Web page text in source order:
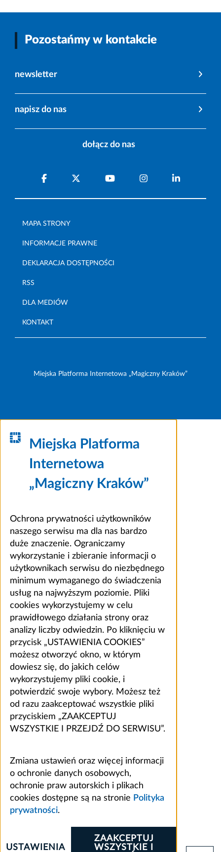
Pozostańmy w kontakcie
newsletter
napisz do nas
dołącz do nas
MAPA STRONY
INFORMACJE PRAWNE
DEKLARACJA DOSTĘPNOŚCI
RSS
DLA MEDIÓW
KONTAKT
Miejska Platforma Internetowa „Magiczny Kraków”
Miejska Platforma
Internetowa
„Magiczny Kraków”
Ochrona prywatności użytkowników
naszego serwisu ma dla nas bardzo
duże znaczenie. Ograniczamy
wykorzystanie i zbieranie informacji o
użytkownikach serwisu do niezbędnego
minimum wymaganego do świadczenia
usług na najwyższym poziomie. Pliki
cookies wykorzystujemy w celu
prawidłowego działania strony oraz
analizy liczby odwiedzin. Po kliknięciu w
przycisk „USTAWIENIA COOKIES”
możesz otworzyć okno, w którym
dowiesz się, do jakich celów
wykorzystujemy pliki cookie, i
potwierdzić swoje wybory. Możesz też
od razu zaakceptować wszystkie pliki
przyciskiem „ZAAKCEPTUJ
WSZYSTKIE I PRZEJDŹ DO SERWISU”.
Zmiana ustawień oraz więcej informacji
o ochronie danych osobowych,
ochronie praw autorskich i plikach
cookies dostępne są na stronie Polityka
prywatności.
ZAAKCEPTUJ
WSZYSTKIE I
USTAWIENIA